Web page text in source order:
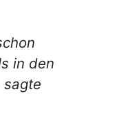
in den
sagte